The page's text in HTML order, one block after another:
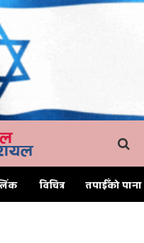
विचित्र तपाईँको पाना